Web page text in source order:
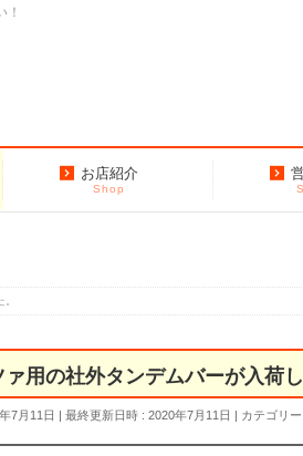
！
お店紹介
Shop
ァ用の社外タンデムバーが入荷し
7月11日 最終更新日時 : 2020年7月11日 カテゴリー